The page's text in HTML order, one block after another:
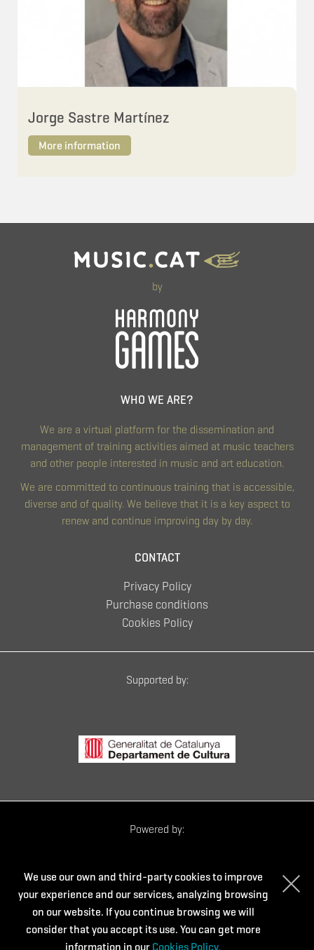
Jorge Sastre Martínez
More information
by
WHO WE ARE?
We are a virtual platform for the dissemination and
management of training activities aimed at music teachers
and other people interested in music and art education.
We are committed to continuous training that is accessible,
diverse and of quality. We believe that it is a key aspect to
renew and continue improving day by day.
CONTACT
Privacy Policy
Purchase conditions
Cookies Policy
Supported by:
Powered by:
We use our own and third-party cookies to improve
your experience and our services, analyzing browsing
on our website. If you continue browsing we will
consider that you accept its use. You can get more
information in our Cookies Policy.